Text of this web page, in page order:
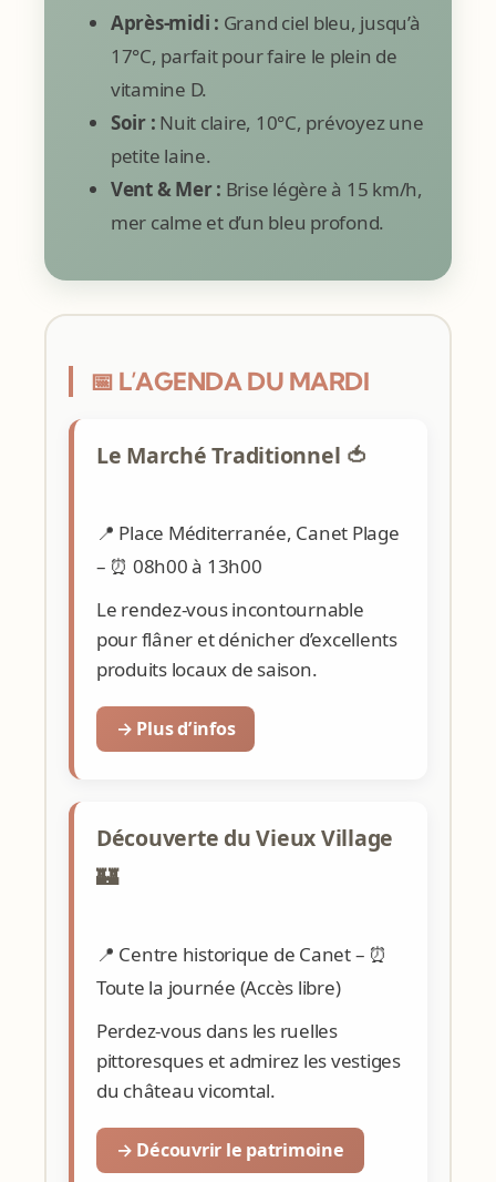
Après-midi : Grand ciel bleu, jusqu’à
17°C, parfait pour faire le plein de
vitamine D.
Soir : Nuit claire, 10°C, prévoyez une
petite laine.
Vent & Mer : Brise légère à 15 km/h,
mer calme et d’un bleu profond.
📅 L’AGENDA DU MARDI
Le Marché Traditionnel 🍅
📍 Place Méditerranée, Canet Plage
– ⏰ 08h00 à 13h00
Le rendez-vous incontournable
pour flâner et dénicher d’excellents
produits locaux de saison.
→ Plus d’infos
Découverte du Vieux Village
🏰
📍 Centre historique de Canet – ⏰
Toute la journée (Accès libre)
Perdez-vous dans les ruelles
pittoresques et admirez les vestiges
du château vicomtal.
→ Découvrir le patrimoine